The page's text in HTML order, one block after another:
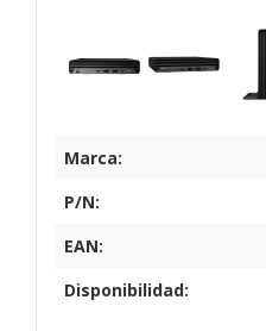
Marca:
P/N:
EAN:
Disponibilidad: